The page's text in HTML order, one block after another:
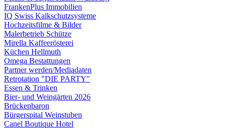
FrankenPlus Immobilien
IQ Swiss Kalkschutzsysteme
Hochzeitsfilme & Bilder
Malerbetrieb Schütze
Mirella Kaffeerösterei
Küchen Hellmuth
Omega Bestattungen
Partner werden/Mediadaten
Retrotation "DIE PARTY"
Essen & Trinken
Bier- und Weingärten 2026
Brückenbaron
Bürgerspital Weinstuben
Canel Boutique Hotel